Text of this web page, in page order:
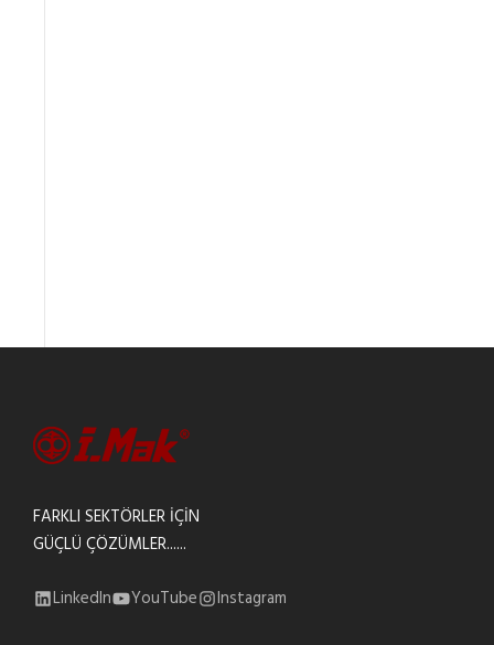
FARKLI SEKTÖRLER İÇİN
GÜÇLÜ ÇÖZÜMLER......
LinkedIn YouTube Instagram